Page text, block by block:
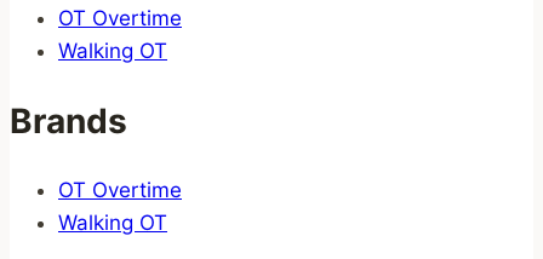
OT Overtime
Walking OT
Brands
OT Overtime
Walking OT